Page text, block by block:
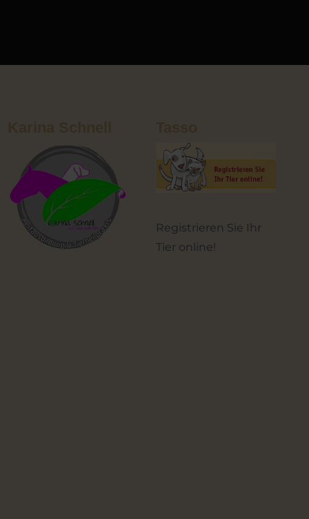
Registrieren Sie Ihr
Tier online!